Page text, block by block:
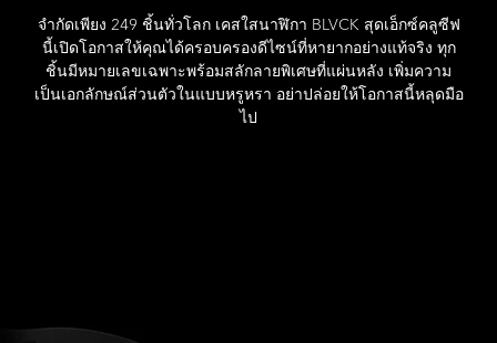
จำกัดเพียง 249 ชิ้นทั่วโลก เคสใสนาฬิกา BLVCK สุดเอ็กซ์คลูซีฟ
นี้เปิดโอกาสให้คุณได้ครอบครองดีไซน์ที่หายากอย่างแท้จริง ทุก
ชิ้นมีหมายเลขเฉพาะพร้อมสลักลายพิเศษที่แผ่นหลัง เพิ่มความ
เป็นเอกลักษณ์ส่วนตัวในแบบหรูหรา อย่าปล่อยให้โอกาสนี้หลุดมือ
ไป